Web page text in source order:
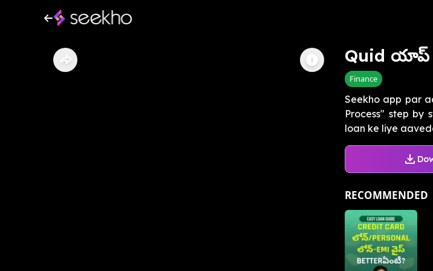
Quid యాప్
Finance
Seekho app par
Process" step by
loan ke liye
RECOMMENDED